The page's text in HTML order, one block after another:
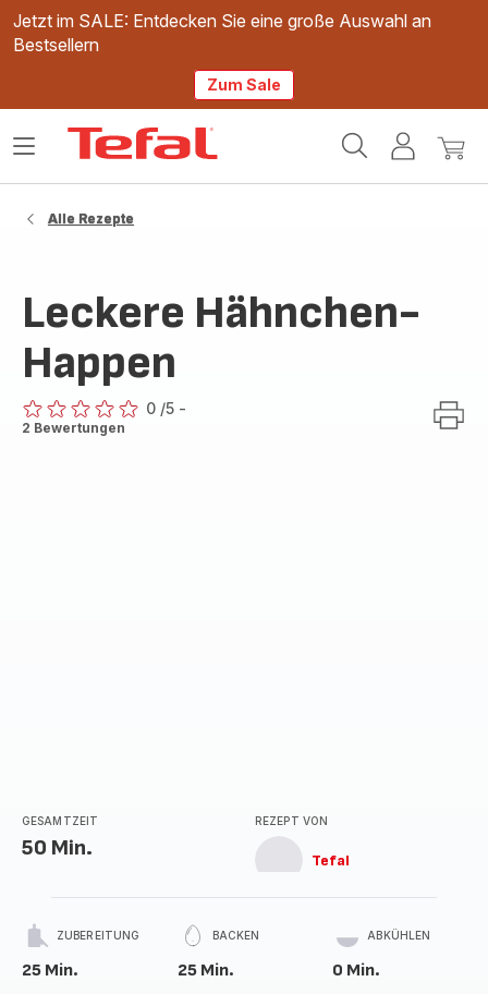
Jetzt im SALE: Entdecken Sie eine große Auswahl an
Bestsellern
Zum Sale
Mein
Mein
Das
Alle Rezepte
Leckere Hähnchen-
Happen
ratings.0
0 /5 -
2 Bewertungen
GESAMTZEIT
50 Min.
REZEPT VON
Tefal
ZUBEREITUNG
25 Min.
BACKEN
25 Min.
ABKÜHLEN
0 Min.